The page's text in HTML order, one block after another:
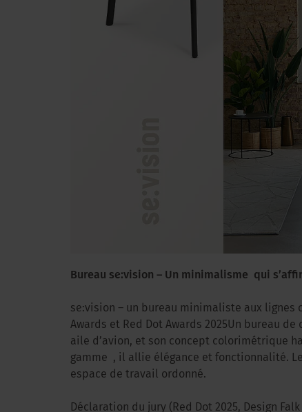
Bureau se:vision – Un minimalisme qui
se:vision – un bureau minimaliste aux lignes
Awards et Red Dot Awards 2025Un bureau
aile d’avion, et son concept colorimétrique
gamme , il allie élégance et fonctionnalité.
espace de travail ordonné.
Déclaration du jury (Red Dot 2025, Design